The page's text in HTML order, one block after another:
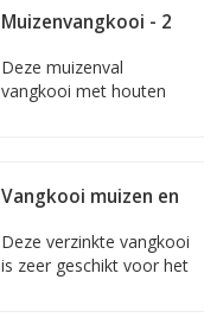
product door de enorme
goede vangresultaten.
Muizenvangkooi - 2
Deze muizenval
vangkooi met houten
Vangkooi muizen en
ratten verzinkt
40x14x14cm
Deze verzinkte vangkooi
is zeer geschikt voor het